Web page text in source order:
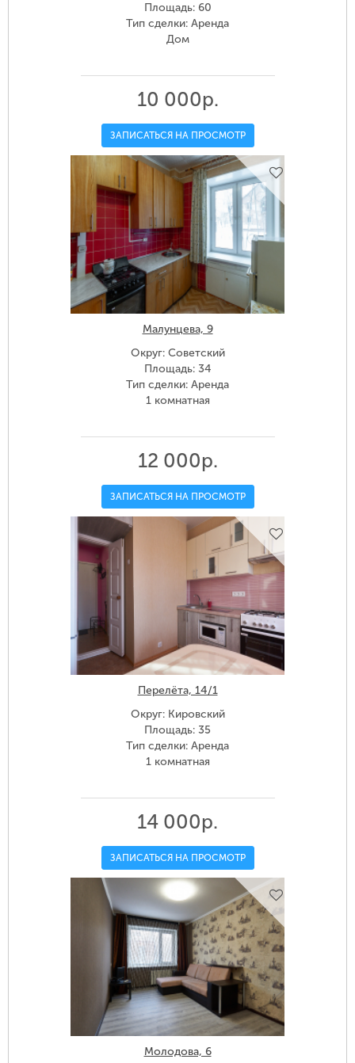
Площадь: 60
Тип сделки: Аренда
Дом
10 000р.
ЗАПИСАТЬСЯ НА ПРОСМОТР
Малунцева, 9
Округ: Советский
Площадь: 34
Тип сделки: Аренда
1 комнатная
12 000р.
ЗАПИСАТЬСЯ НА ПРОСМОТР
Перелёта, 14/1
Округ: Кировский
Площадь: 35
Тип сделки: Аренда
1 комнатная
14 000р.
ЗАПИСАТЬСЯ НА ПРОСМОТР
Молодова, 6